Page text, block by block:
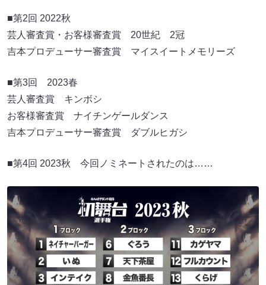
■第2回 2022秋
芸人審査賞・お客様審査賞 20世紀 2冠
吉本プロデューサー審査賞 マイスイートメモリーズ
■第3回 2023春
芸人審査賞 キンボシ
お客様審査賞 ナイチンゲールダンス
吉本プロデューサー審査賞 ダブルヒガシ
■第4回 2023秋 今回ノミネートされたのは……